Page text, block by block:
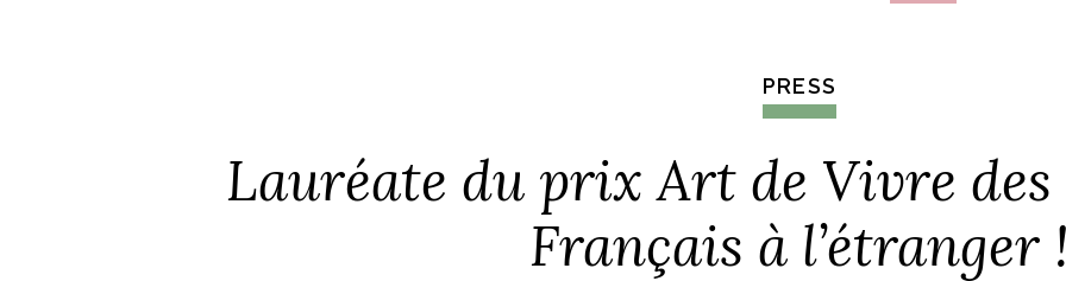
PRESS
Lauréate du prix Art de Vivre des
Français à l’étranger